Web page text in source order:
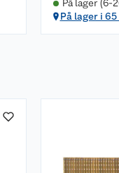
På lager (6-
På lager i